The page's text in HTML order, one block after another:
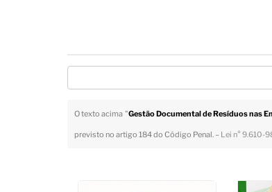
O texto acima "Gestão Documental de Resíduos nas
previsto no artigo 184 do Código Penal. – Lei n° 9.610-